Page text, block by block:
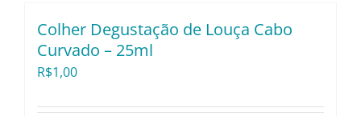
Colher Degustação de Louça Cabo
Curvado – 25ml
R$1,00